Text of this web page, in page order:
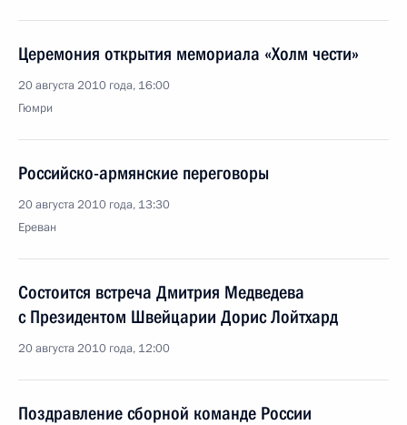
Церемония открытия мемориала «Холм чести»
20 августа 2010 года, 16:00
Гюмри
Российско-армянские переговоры
20 августа 2010 года, 13:30
Ереван
Состоится встреча Дмитрия Медведева
с Президентом Швейцарии Дорис Лойтхард
20 августа 2010 года, 12:00
Поздравление сборной команде России